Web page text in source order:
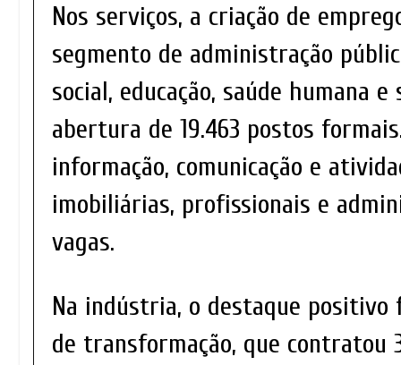
Nos serviços, a criação de
segmento de administração
social, educação, saúde humana
abertura de 19.463 postos
informação, comunicação e
imobiliárias, profissionais e
vagas.
Na indústria, o destaque
de transformação, que contratou